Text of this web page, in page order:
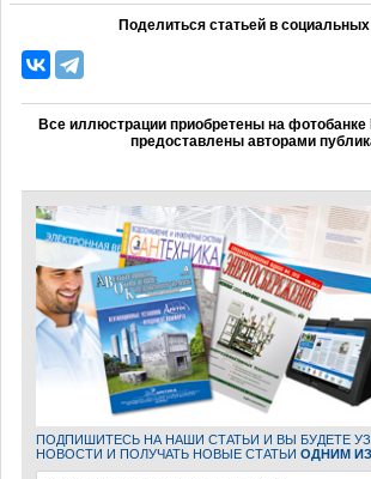
Поделиться статьей в социальных
Все иллюстрации приобретены на фотобанке
предоставлены авторами
ПОДПИШИТЕСЬ НА НАШИ СТАТЬИ И ВЫ БУДЕТЕ
НОВОСТИ И ПОЛУЧАТЬ НОВЫЕ СТАТЬИ ОДНИМ